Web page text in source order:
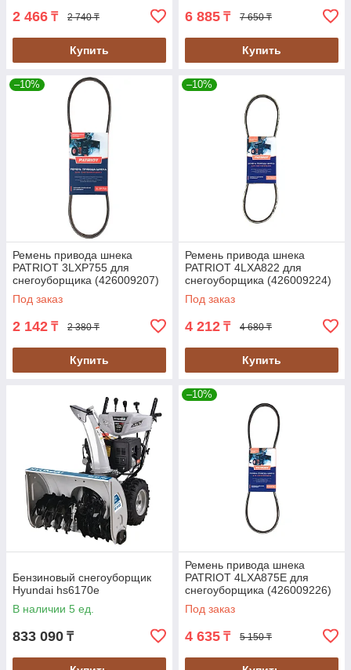
2 466 ₸ 2 740 ₸
Купить
6 885 ₸ 7 650 ₸
Купить
–10%
Ремень привода шнека
PATRIOT 3LXP755 для
снегоуборщика (426009207)
Под заказ
2 142 ₸ 2 380 ₸
Купить
–10%
Ремень привода шнека
PATRIOT 4LXA822 для
снегоуборщика (426009224)
Под заказ
4 212 ₸ 4 680 ₸
Купить
Бензиновый снегоуборщик
Hyundai hs6170e
В наличии 5 ед.
833 090 ₸
–10%
Ремень привода шнека
PATRIOT 4LXA875E для
снегоуборщика (426009226)
Под заказ
4 635 ₸ 5 150 ₸